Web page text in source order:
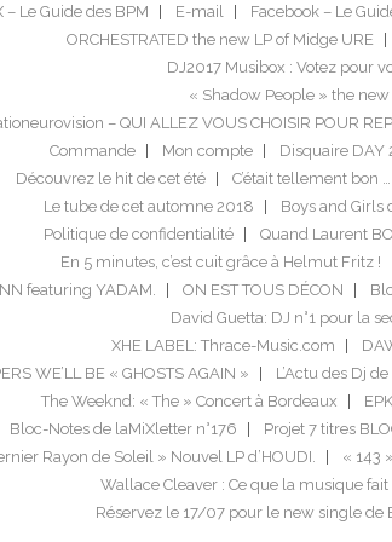
– Le Guide des BPM E-mail Facebook – Le
ORCHESTRATED the new LP of Midge URE
DJ2017 Musibox : Votez pour
« Shadow People » the
– QUI ALLEZ VOUS CHOISIR POUR
Commande
Mon compte Disquaire DAY
Découvrez le hit de cet été
C’était tellement bon
Le tube de cet automne 2018
Boys and Girls
Politique de confidentialité
Quand Laurent
En 5 minutes, c’est cuit grâce à Helmut Fritz !
featuring YADAM.
ON EST TOUS DÉCON
David Guetta: DJ n°1 pour la
XHE LABEL: Thrace-Music.com
WE’LL BE « GHOSTS AGAIN »
L’Actu des Dj
The Weeknd: « The » Concert à Bordeaux
Bloc-Notes de laMiXletter n°176
Projet 7 titres
Rayon de Soleil » Nouvel LP d’HOUDI.
« 143
Wallace Cleaver : Ce que la musique
Réservez le 17/07 pour le new single de